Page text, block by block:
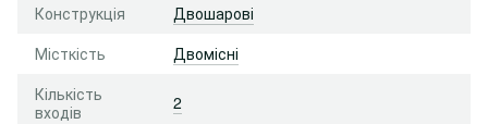
Конструкція
Двошарові
Місткість
Двомісні
Кількість
входів
2